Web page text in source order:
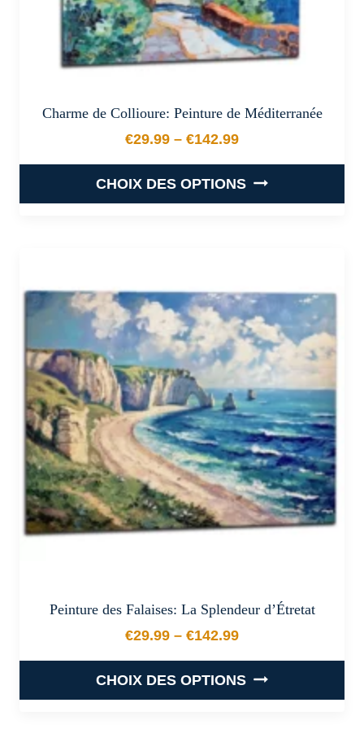
produit
Charme de Collioure: Peinture de Méditerranée
€29.99 – €142.99
Plage de prix : €29.99 à
CHOIX DES OPTIONS
variations.
Les
options
peuvent
être
choisies
sur
la
page
du
produit
Peinture des Falaises: La Splendeur d’Étretat
€29.99 – €142.99
Plage de prix : €29.99 à
CHOIX DES OPTIONS